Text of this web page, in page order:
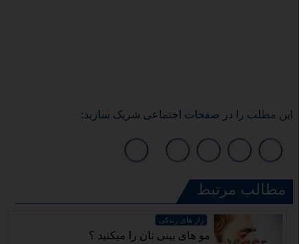
این مطلب را در صفحات اجتماعی شریک سازید:
مطالب مرتبط
راز های زندکی
مو های بینی تان را میکنید ؟